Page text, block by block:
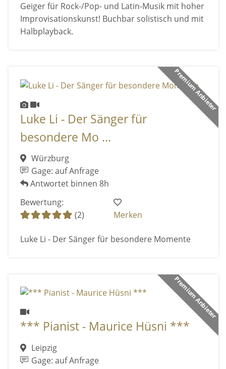
Geiger für Rock-/Pop- und Latin-Musik mit hoher
Improvisationskunst! Buchbar solistisch und mit
Halbplayback.
Premium Anbieter
Luke Li - Der Sänger für
besondere Mo ...
Würzburg
Gage: auf Anfrage
Antwortet binnen 8h
Bewertung:
(2)
Merken
Luke Li - Der Sänger für besondere Momente
Premium Anbieter
*** Pianist - Maurice Hüsni ***
Leipzig
Gage: auf Anfrage